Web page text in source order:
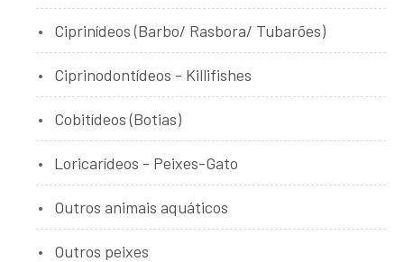
Ciprinídeos (Barbo/ Rasbora/ Tubarões)
Ciprinodontídeos - Killifishes
Cobitídeos (Botias)
Loricarídeos - Peixes-Gato
Outros animais aquáticos
Outros peixes